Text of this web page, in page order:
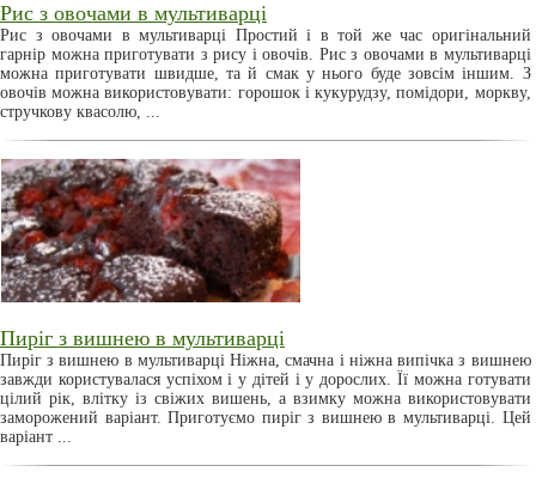
Рис з овочами в мультиварці
Рис з овочами в мультиварці Простий і в той же час оригінальний
гарнір можна приготувати з рису і овочів. Рис з овочами в мультиварці
можна приготувати швидше, та й смак у нього буде зовсім іншим. З
овочів можна використовувати: горошок і кукурудзу, помідори, моркву,
стручкову квасолю, ...
Пиріг з вишнею в мультиварці
Пиріг з вишнею в мультиварці Ніжна, смачна і ніжна випічка з вишнею
завжди користувалася успіхом і у дітей і у дорослих. Її можна готувати
цілий рік, влітку із свіжих вишень, а взимку можна використовувати
заморожений варіант. Приготуємо пиріг з вишнею в мультиварці. Цей
варіант ...